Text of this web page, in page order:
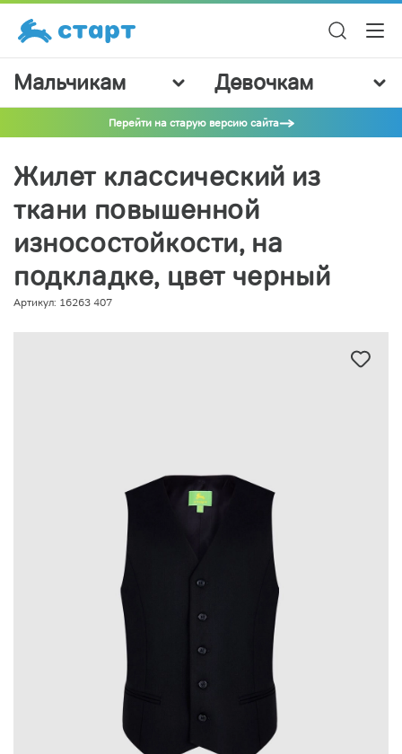
Мальчикам Девочкам
Перейти на старую версию сайта
Жилет классический из
ткани повышенной
износостойкости, на
подкладке, цвет черный
Артикул: 16263 407